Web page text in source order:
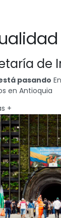
de
pasando
en Antioquia
+